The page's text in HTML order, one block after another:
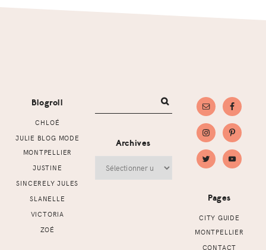
Blogroll
CHLOÉ
JULIE BLOG MODE
MONTPELLIER
JUSTINE
SINCERELY JULES
SLANELLE
VICTORIA
ZOÉ
Archives
Pages
CITY GUIDE
MONTPELLIER
CONTACT